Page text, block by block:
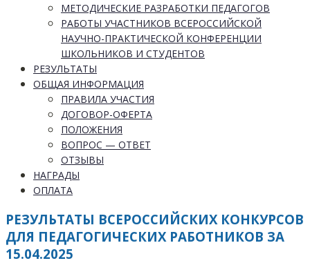
МЕТОДИЧЕСКИЕ РАЗРАБОТКИ ПЕДАГОГОВ
РАБОТЫ УЧАСТНИКОВ ВСЕРОССИЙСКОЙ
НАУЧНО-ПРАКТИЧЕСКОЙ КОНФЕРЕНЦИИ
ШКОЛЬНИКОВ И СТУДЕНТОВ
РЕЗУЛЬТАТЫ
ОБЩАЯ ИНФОРМАЦИЯ
ПРАВИЛА УЧАСТИЯ
ДОГОВОР-ОФЕРТА
ПОЛОЖЕНИЯ
ВОПРОС — ОТВЕТ
ОТЗЫВЫ
НАГРАДЫ
ОПЛАТА
РЕЗУЛЬТАТЫ ВСЕРОССИЙСКИХ КОНКУРСОВ
ДЛЯ ПЕДАГОГИЧЕСКИХ РАБОТНИКОВ ЗА
15.04.2025